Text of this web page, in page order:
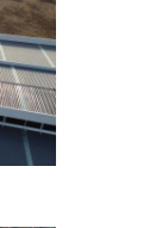
درخواست
ساختار